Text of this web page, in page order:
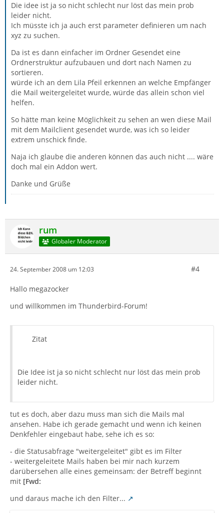
Die idee ist ja so nicht schlecht nur löst das mein prob
leider nicht.
Ich müsste ich ja auch erst parameter definieren um nach
xyz zu suchen.
Da ist es dann einfacher im Ordner Gesendet eine
Ordnerstruktur aufzubauen und dort nach Namen zu
sortieren.
würde ich an dem Lila Pfeil erkennen an welche Empfänger
die Mail weitergeleitet wurde, würde das allein schon viel
helfen.
So hätte man keine Möglichkeit zu sehen an wen diese Mail
mit dem Mailclient gesendet wurde, was ich so leider
extrem unschick finde.
Naja ich glaube die anderen können das auch nicht .... wäre
doch mal ein Addon wert.
Danke und Grüße
rum
Globaler Moderator
24. September 2008 um 12:03 #4
Hallo megazocker
und willkommen im Thunderbird-Forum!
Zitat
Die Idee ist ja so nicht schlecht nur löst das mein prob
leider nicht.
tut es doch, aber dazu muss man sich die Mails mal
ansehen. Habe ich gerade gemacht und wenn ich keinen
Denkfehler eingebaut habe, sehe ich es so:
- die Statusabfrage "weitergeleitet" gibt es im Filter
- weitergeleitete Mails haben bei mir nach kurzem
darübersehen alle eines gemeinsam: der Betreff beginnt
mit [Fwd:
und daraus mache ich den Filter...